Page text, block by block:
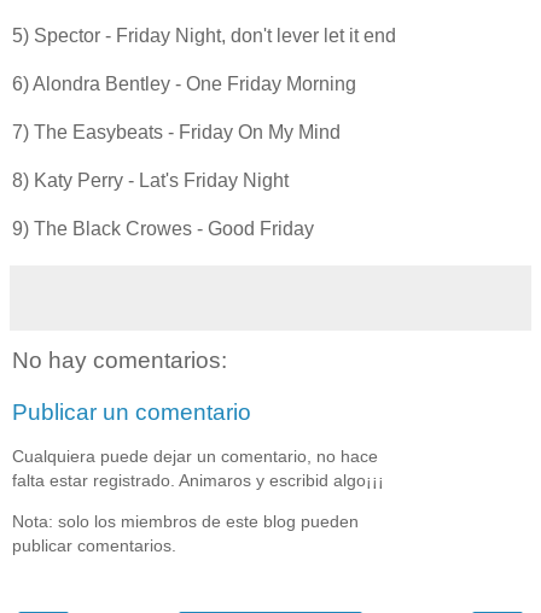
5) Spector - Friday Night, don't lever let it end
6) Alondra Bentley - One Friday Morning
7) The Easybeats - Friday On My Mind
8) Katy Perry - Lat's Friday Night
9) The Black Crowes - Good Friday
No hay comentarios:
Publicar un comentario
Cualquiera puede dejar un comentario, no hace
falta estar registrado. Animaros y escribid algo¡¡¡
Nota: solo los miembros de este blog pueden
publicar comentarios.